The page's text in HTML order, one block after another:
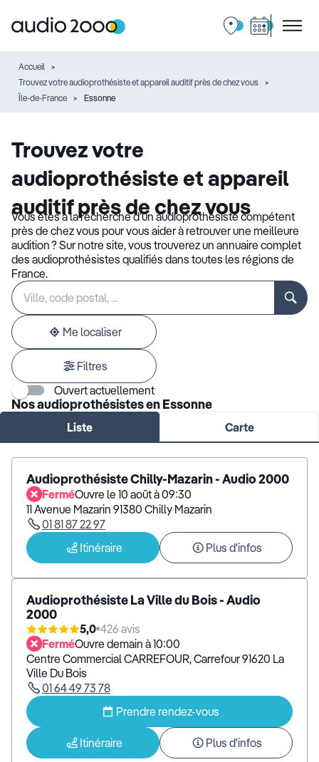
Accueil
Trouvez votre audioprothésiste et appareil auditif près de chez vous
Île-de-France
Essonne
Trouvez votre
audioprothésiste et appareil
auditif près de chez vous
Vous êtes à la recherche d’un audioprothésiste compétent
près de chez vous pour vous aider à retrouver une meilleure
audition ? Sur notre site, vous trouverez un annuaire complet
des audioprothésistes qualifiés dans toutes les régions de
France.
Rechercher
établissement
Veuillez
renseigner
une
adresse
Me localiser
Filtres
Ouvert actuellement
Nos audioprothésistes en Essonne
Liste Carte
Audioprothésiste Chilly-Mazarin - Audio 2000
FerméOuvre le 10 août à 09:30
11 Avenue Mazarin 91380 Chilly Mazarin
01 81 87 22 97
Itinéraire
Plus d'infos
Audioprothésiste La Ville du Bois - Audio
2000
5,0 426 avis
FerméOuvre demain à 10:00
Centre Commercial CARREFOUR, Carrefour 91620 La
Ville Du Bois
01 64 49 73 78
Prendre rendez-vous
Itinéraire Plus d'infos